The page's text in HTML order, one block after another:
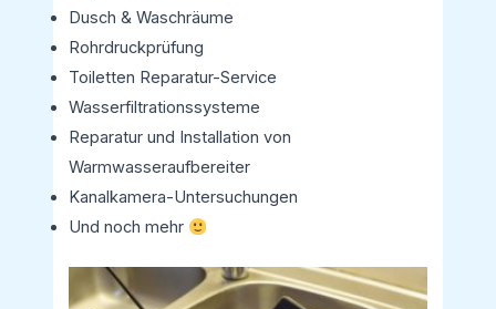
Dusch & Waschräume
Rohrdruckprüfung
Toiletten Reparatur-Service
Wasserfiltrationssysteme
Reparatur und Installation von
Warmwasseraufbereiter
Kanalkamera-Untersuchungen
Und noch mehr